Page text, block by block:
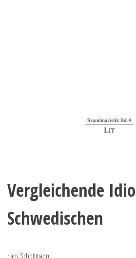
Vergleichende
Schwedischen
Hans Schottmann